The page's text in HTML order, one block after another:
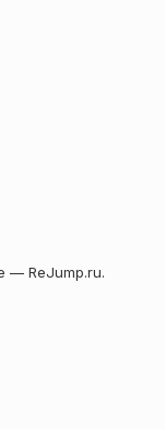
— ReJump.ru.